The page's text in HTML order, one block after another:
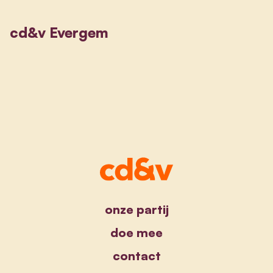
cd&v Evergem
onze partij
doe mee
contact